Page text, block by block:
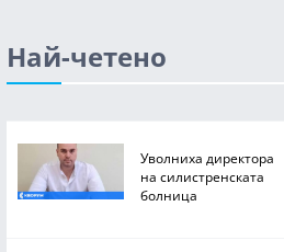
Най-четено
Уволниха директора
на силистренската
болница